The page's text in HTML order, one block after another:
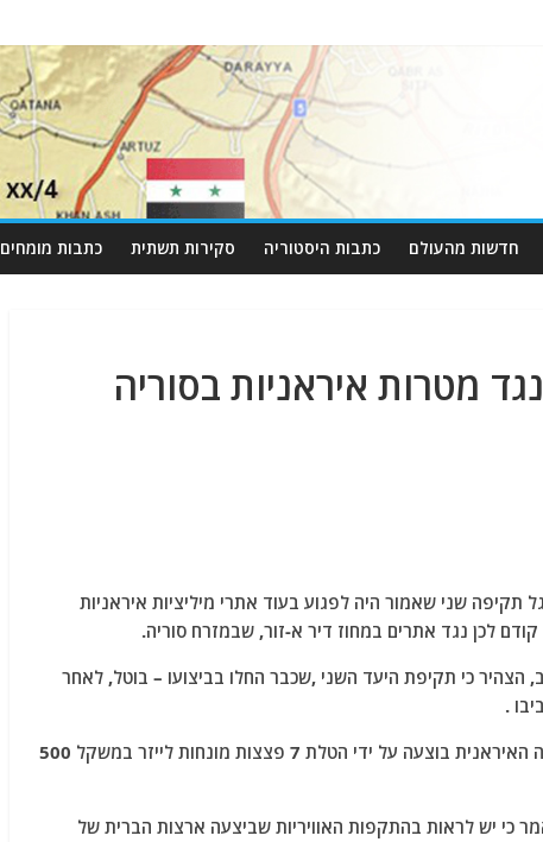
חדשות מהעולם כתבות היסטוריה סקירות תשתית כתבות מומחים
מטרות איראניות בסוריה
תקיפה שני שאמור היה לפגוע בעוד אתרי מיליציות איראניות
לכן נגד אתרים במחוז דיר א-זור, שבמזרח סוריה.
הצהיר כי תקיפת היעד השני ,שכבר החלו בביצועו – בוטל, לאחר
.
הרשת דיווחה כי גל התקיפות הראשון על אתרי המיליציה האיראנית בוצעה על ידי הטלת 7 פצצות מונחות לייזר במשקל 500
כי יש לראות בהתקפות האוויריות שביצעה ארצות הברית של